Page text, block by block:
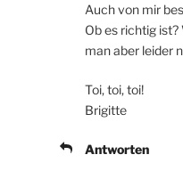
Auch von mir
Ob es richtig
man aber leider
Toi, toi, toi!
Brigitte
Antworten